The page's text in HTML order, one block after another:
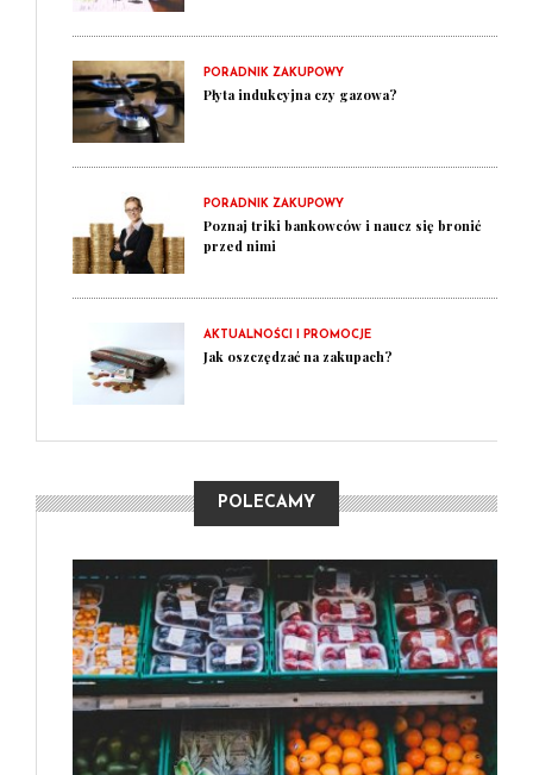
PORADNIK ZAKUPOWY
Płyta indukcyjna czy gazowa?
PORADNIK ZAKUPOWY
Poznaj triki bankowców i naucz się bronić
przed nimi
AKTUALNOŚCI I PROMOCJE
Jak oszczędzać na zakupach?
POLECAMY